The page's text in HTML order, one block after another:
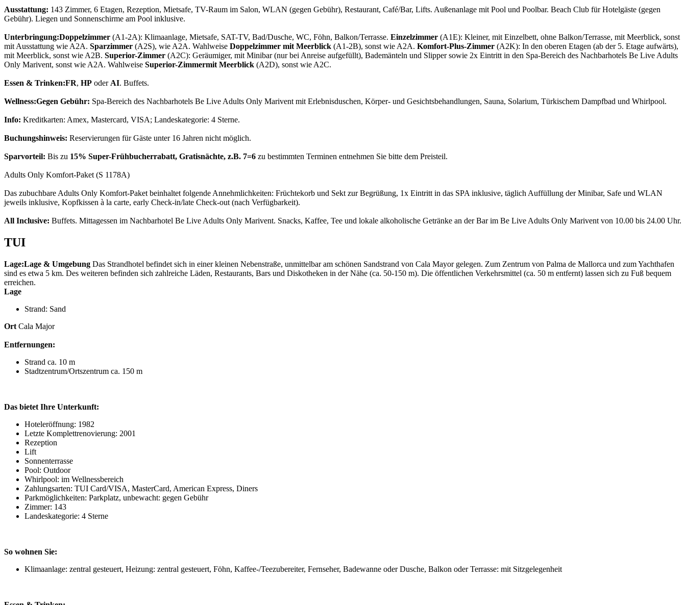
Ausstattung: 143 Zimmer, 6 Etagen, Rezeption, Mietsafe, TV-Raum im Salon, WLAN (gegen Gebühr), Restaurant, Café/Bar, Lifts. Außenanlage mit Pool und Poolbar. Beach Club für Hotelgäste (gegen
Gebühr). Liegen und Sonnenschirme am Pool inklusive.
Unterbringung:Doppelzimmer (A1-2A): Klimaanlage, Mietsafe, SAT-TV, Bad/Dusche, WC, Föhn, Balkon/Terrasse. Einzelzimmer (A1E): Kleiner, mit Einzelbett, ohne Balkon/Terrasse, mit Meerblick, sonst
mit Ausstattung wie A2A. Sparzimmer (A2S), wie A2A. Wahlweise Doppelzimmer mit Meerblick (A1-2B), sonst wie A2A. Komfort-Plus-Zimmer (A2K): In den oberen Etagen (ab der 5. Etage aufwärts),
mit Meerblick, sonst wie A2B. Superior-Zimmer (A2C): Geräumiger, mit Minibar (nur bei Anreise aufgefüllt), Bademänteln und Slipper sowie 2x Eintritt in den Spa-Bereich des Nachbarhotels Be Live Adults
Only Marivent, sonst wie A2A. Wahlweise Superior-Zimmermit Meerblick (A2D), sonst wie A2C.
Essen & Trinken:FR, HP oder AI. Buffets.
Wellness:Gegen Gebühr: Spa-Bereich des Nachbarhotels Be Live Adults Only Marivent mit Erlebnisduschen, Körper- und Gesichtsbehandlungen, Sauna, Solarium, Türkischem Dampfbad und Whirlpool.
Info: Kreditkarten: Amex, Mastercard, VISA; Landeskategorie: 4 Sterne.
Buchungshinweis: Reservierungen für Gäste unter 16 Jahren nicht möglich.
Sparvorteil: Bis zu 15% Super-Frühbucherrabatt, Gratisnächte, z.B. 7=6 zu bestimmten Terminen entnehmen Sie bitte dem Preisteil.
Adults Only Komfort-Paket (S 1178A)
Das zubuchbare Adults Only Komfort-Paket beinhaltet folgende Annehmlichkeiten: Früchtekorb und Sekt zur Begrüßung, 1x Eintritt in das SPA inklusive, täglich Auffüllung der Minibar, Safe und WLAN
jeweils inklusive, Kopfkissen à la carte, early Check-in/late Check-out (nach Verfügbarkeit).
All Inclusive: Buffets. Mittagessen im Nachbarhotel Be Live Adults Only Marivent. Snacks, Kaffee, Tee und lokale alkoholische Getränke an der Bar im Be Live Adults Only Marivent von 10.00 bis 24.00 Uhr.
TUI
Lage:Lage & Umgebung Das Strandhotel befindet sich in einer kleinen Nebenstraße, unmittelbar am schönen Sandstrand von Cala Mayor gelegen. Zum Zentrum von Palma de Mallorca und zum Yachthafen
sind es etwa 5 km. Des weiteren befinden sich zahlreiche Läden, Restaurants, Bars und Diskotheken in der Nähe (ca. 50-150 m). Die öffentlichen Verkehrsmittel (ca. 50 m entfernt) lassen sich zu Fuß bequem
erreichen.
Lage
Strand: Sand
Ort Cala Major
Entfernungen:
Strand ca. 10 m
Stadtzentrum/Ortszentrum ca. 150 m
Das bietet Ihre Unterkunft:
Hoteleröffnung: 1982
Letzte Komplettrenovierung: 2001
Rezeption
Lift
Sonnenterrasse
Pool: Outdoor
Whirlpool: im Wellnessbereich
Zahlungsarten: TUI Card/VISA, MasterCard, American Express, Diners
Parkmöglichkeiten: Parkplatz, unbewacht: gegen Gebühr
Zimmer: 143
Landeskategorie: 4 Sterne
So wohnen Sie:
Klimaanlage: zentral gesteuert, Heizung: zentral gesteuert, Föhn, Kaffee-/Teezubereiter, Fernseher, Badewanne oder Dusche, Balkon oder Terrasse: mit Sitzgelegenheit